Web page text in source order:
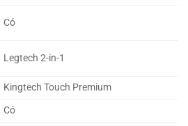
Có
Legtech 2-in-1
Kingtech Touch Premium
Có